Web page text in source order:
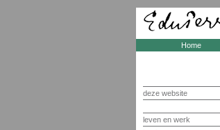
Home
deze website
leven en werk